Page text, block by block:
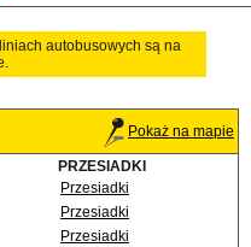
autobusowych są na
Pokaż na mapie
PRZESIADKI
Przesiadki
Przesiadki
Przesiadki